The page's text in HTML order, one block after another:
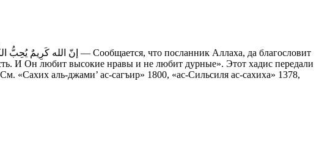
И Он любит высокие нравы и не любит дурные». Этот хадис передали
«Сахих аль-джами’ ас-сагъир» 1800, «ас-Сильсиля ас-сахиха» 1378,